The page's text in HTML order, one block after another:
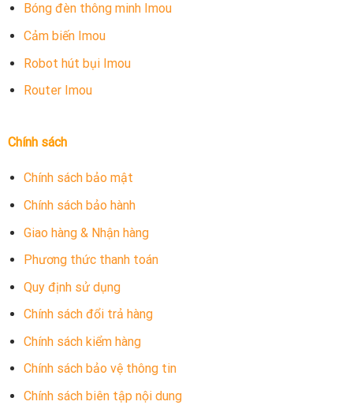
Bóng đèn thông minh Imou
Cảm biến Imou
Robot hút bụi Imou
Router Imou
Chính sách
Chính sách bảo mật
Chính sách bảo hành
Giao hàng & Nhận hàng
Phương thức thanh toán
Quy định sử dụng
Chính sách đổi trả hàng
Chính sách kiểm hàng
Chính sách bảo vệ thông tin
Chính sách biên tập nội dung